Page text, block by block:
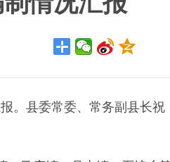
。县委常委、常务副县长祝